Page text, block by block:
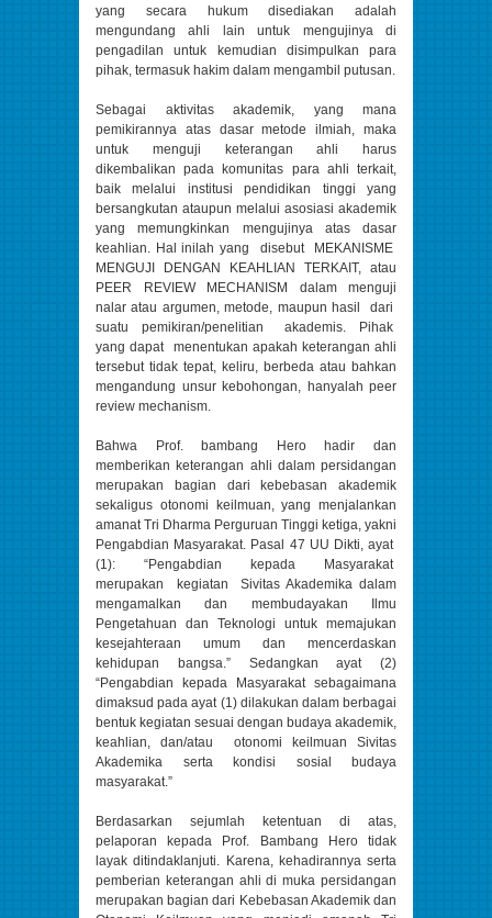
yang secara hukum disediakan adalah
mengundang ahli lain untuk mengujinya di
pengadilan untuk kemudian disimpulkan para
pihak, termasuk hakim dalam mengambil putusan.
Sebagai aktivitas akademik, yang mana
pemikirannya atas dasar metode ilmiah, maka
untuk menguji keterangan ahli harus
dikembalikan pada komunitas para ahli terkait,
baik melalui institusi pendidikan tinggi yang
bersangkutan ataupun melalui asosiasi akademik
yang memungkinkan mengujinya atas dasar
keahlian. Hal inilah yang disebut MEKANISME
MENGUJI DENGAN KEAHLIAN TERKAIT, atau
PEER REVIEW MECHANISM dalam menguji
nalar atau argumen, metode, maupun hasil dari
suatu pemikiran/penelitian akademis. Pihak
yang dapat menentukan apakah keterangan ahli
tersebut tidak tepat, keliru, berbeda atau bahkan
mengandung unsur kebohongan, hanyalah peer
review mechanism.
Bahwa Prof. bambang Hero hadir dan
memberikan keterangan ahli dalam persidangan
merupakan bagian dari kebebasan akademik
sekaligus otonomi keilmuan, yang menjalankan
amanat Tri Dharma Perguruan Tinggi ketiga, yakni
Pengabdian Masyarakat. Pasal 47 UU Dikti, ayat
(1): “Pengabdian kepada Masyarakat
merupakan kegiatan Sivitas Akademika dalam
mengamalkan dan membudayakan Ilmu
Pengetahuan dan Teknologi untuk memajukan
kesejahteraan umum dan mencerdaskan
kehidupan bangsa.” Sedangkan ayat (2)
“Pengabdian kepada Masyarakat sebagaimana
dimaksud pada ayat (1) dilakukan dalam berbagai
bentuk kegiatan sesuai dengan budaya akademik,
keahlian, dan/atau otonomi keilmuan Sivitas
Akademika serta kondisi sosial budaya
masyarakat.”
Berdasarkan sejumlah ketentuan di atas,
pelaporan kepada Prof. Bambang Hero tidak
layak ditindaklanjuti. Karena, kehadirannya serta
pemberian keterangan ahli di muka persidangan
merupakan bagian dari Kebebasan Akademik dan